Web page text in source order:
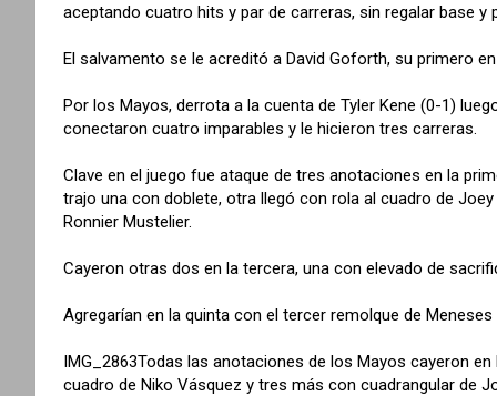
aceptando cuatro hits y par de carreras, sin regalar base y
El salvamento se le acreditó a David Goforth, su primero
Por los Mayos, derrota a la cuenta de Tyler Kene (0-1)
conectaron cuatro imparables y le hicieron tres carreras.
Clave en el juego fue ataque de tres anotaciones en la
trajo una con doblete, otra llegó con rola al cuadro de
Ronnier Mustelier.
Cayeron otras dos en la tercera, una con elevado de
Agregarían en la quinta con el tercer remolque de
IMG_2863Todas las anotaciones de los Mayos cayeron
cuadro de Niko Vásquez y tres más con cuadrangular de